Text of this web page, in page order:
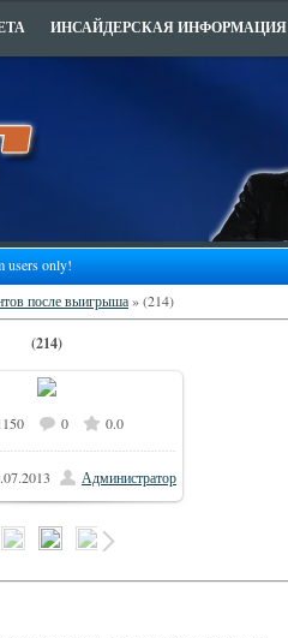
ИНСАЙДЕРСКАЯ ИНФОРМАЦИЯ
users only!
после выигрыша» (214)
(214)
размере 903x437
189.9Kb
0 0.0
Администратор